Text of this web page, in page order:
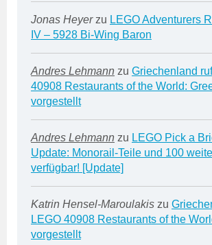
Jonas Heyerzu LEGO Adventurers
IV – 5928 Bi-Wing Baron
Andres Lehmann zu Griechenland
40908 Restaurants of the World:
vorgestellt
Andres Lehmann zu LEGO Pick a
Update: Monorail-Teile und 100
verfügbar! [Update]
Katrin Hensel-Maroulakis zu
LEGO 40908 Restaurants of the
vorgestellt